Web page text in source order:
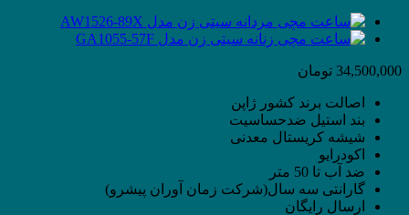
34,500,000 تومان
اصالت برند کشور ژاپن
بند استیل ضدحساسیت
شیشه کریستال معدنی
اکودرایو
ضد آب تا 50 متر
گارانتی سه سال(شرکت زمان آوران پیشرو)
ارسال رایگان